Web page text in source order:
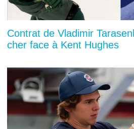
Contrat de Vladimir
cher face à Kent Hughes